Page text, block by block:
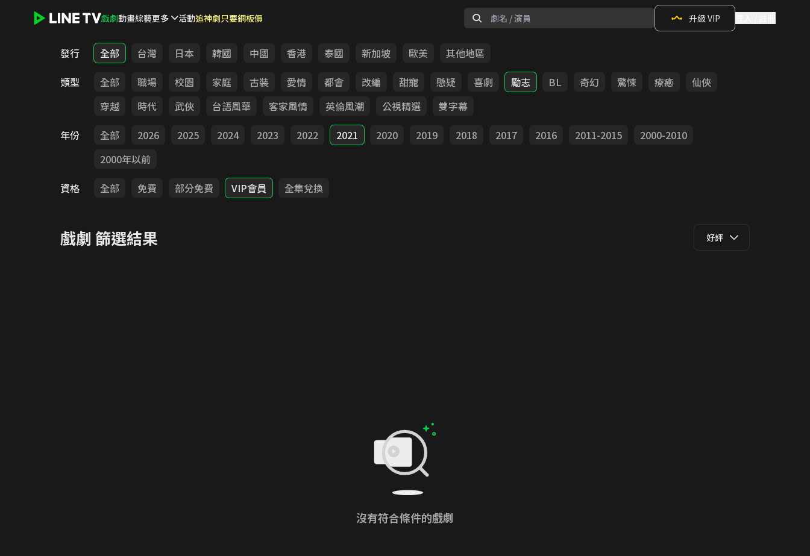
戲劇動畫綜藝更多 活動追神劇只要銅板價 升級 VIP
發行 全部 台灣 日本 韓國 中國 香港 泰國 新加坡 歐美
其他地區
類型
全部 職場 校園 家庭 古裝 愛情 都會 改編 甜寵 懸疑 喜劇 勵志 BL 奇幻 驚悚 療癒
仙俠
穿越
時代 武俠 台語風華 客家風情 英倫風潮 公視精選
雙字幕
年份
全部 2026 2025 2024 2023 2022 2021 2020 2019 2018 2017 2016 2011-2015
2000-2010
2000年以前
資格
全部 免費 部分免費 VIP會員 全集兌換
戲劇 篩選結果 好評
沒有符合條件的戲劇